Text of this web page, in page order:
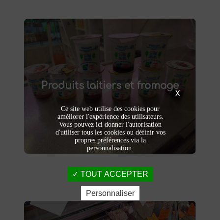
Produits laitiers et fromage
Produits laitiers et fromage
produits laitiers et fromages à
Saint-Saulve
. Yaourts crémeux, fromages
affinés et autres délices laitiers vous
attendent dans notre ferme. Livraison et
vente directe à la ferme pour une fraîcheur
garantie.
X
Ce site web utilise des cookies pour
améliorer l'expérience des utilisateurs.
Vous pouvez ici donner l'autorisation
d'utiliser tous les cookies ou définir vos
propres préférences via la
personnalisation.
TOUT ACCEPTER
Personnaliser